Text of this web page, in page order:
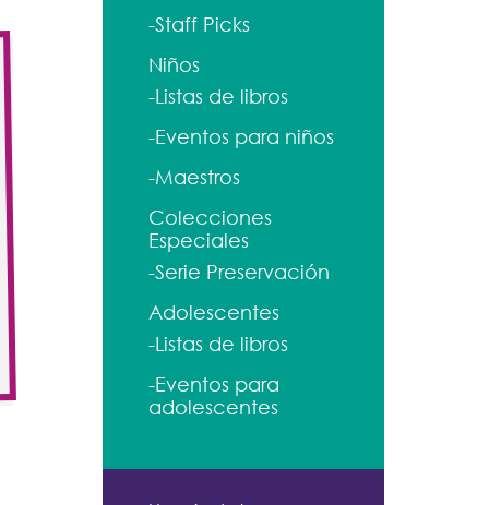
-Staff Picks
Niños
-Listas de libros
-Eventos para niños
-Maestros
Colecciones
Especiales
-Serie Preservación
Adolescentes
-Listas de libros
-Eventos para
adolescentes